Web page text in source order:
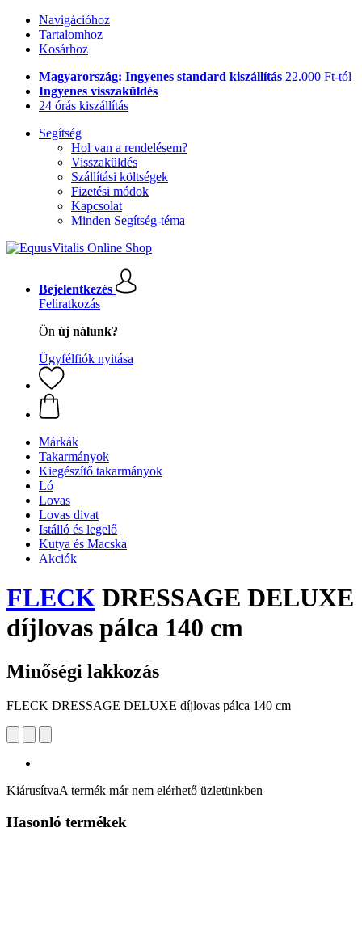
Navigációhoz
Tartalomhoz
Kosárhoz
Magyarország: Ingyenes standard kiszállítás 22.000 Ft-tól
Ingyenes visszaküldés
24 órás kiszállítás
Segítség
Hol van a rendelésem?
Visszaküldés
Szállítási költségek
Fizetési módok
Kapcsolat
Minden Segítség-téma
Bejelentkezés
Feliratkozás
Ön új nálunk?
Ügyfélfiók nyitása
Márkák
Takarmányok
Kiegészítő takarmányok
Ló
Lovas
Lovas divat
Istálló és legelő
Kutya és Macska
Akciók
FLECK DRESSAGE DELUXE
díjlovas pálca 140 cm
Minőségi lakkozás
FLECK DRESSAGE DELUXE díjlovas pálca 140 cm
KiárusítvaA termék már nem elérhető üzletünkben
Hasonló termékek